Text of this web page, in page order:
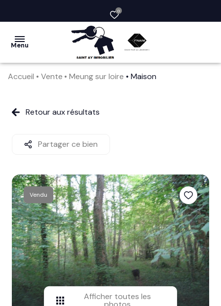
0
Menu
vendre
société
services
avis
clients
contact
Accueil Vente Meung sur loire Maison
Retour aux résultats
Partager ce bien
Vendu
Afficher toutes les